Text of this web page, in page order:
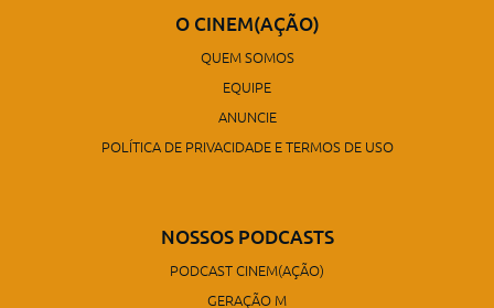
O CINEM(AÇÃO)
QUEM SOMOS
EQUIPE
ANUNCIE
POLÍTICA DE PRIVACIDADE E TERMOS DE USO
NOSSOS PODCASTS
PODCAST CINEM(AÇÃO)
GERAÇÃO M